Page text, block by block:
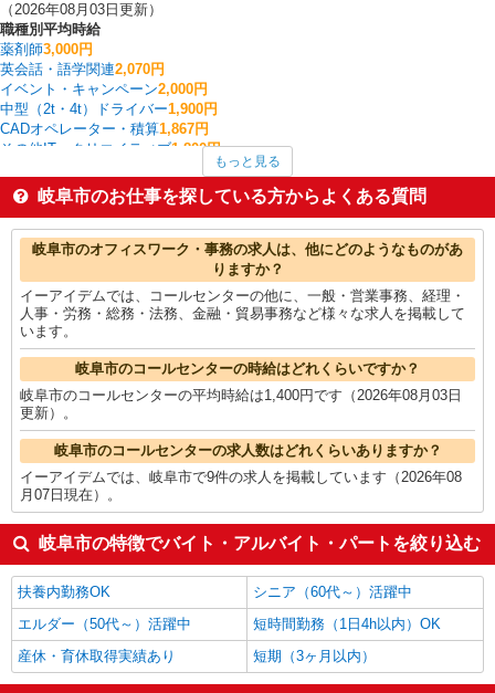
（2026年08月03日更新）
職種別平均時給
薬剤師3,000円
英会話・語学関連2,070円
イベント・キャンペーン2,000円
中型（2t・4t）ドライバー1,900円
CADオペレーター・積算1,867円
その他IT・クリエイティブ1,800円
WEBデザイナー・コーダー・WEBオペレーター1,625円
看護師・保健師・看護助手・助産師 1,492円
家電・携帯販売1,487円
岐阜市の他の職種の平均時給を見る
もっと見る
岐阜市のお仕事を探している方からよくある質問
岐阜市のオフィスワーク・事務の求人は、他にどのようなものがあ
りますか？
イーアイデムでは、コールセンターの他に、一般・営業事務、経理・
人事・労務・総務・法務、金融・貿易事務など様々な求人を掲載して
います。
岐阜市のコールセンターの時給はどれくらいですか？
岐阜市のコールセンターの平均時給は1,400円です（2026年08月03日
更新）。
岐阜市のコールセンターの求人数はどれくらいありますか？
イーアイデムでは、岐阜市で9件の求人を掲載しています（2026年08
月07日現在）。
岐阜市の特徴でバイト・アルバイト・パートを絞り込む
扶養内勤務OK
シニア（60代～）活躍中
エルダー（50代～）活躍中
短時間勤務（1日4h以内）OK
産休・育休取得実績あり
短期（3ヶ月以内）